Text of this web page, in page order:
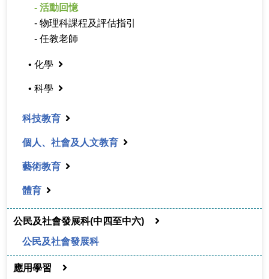
- 活動回憶
- 物理科課程及評估指引
- 任教老師
• 化學
• 科學
科技教育
個人、社會及人文教育
藝術教育
體育
公民及社會發展科(中四至中六)
公民及社會發展科
應用學習